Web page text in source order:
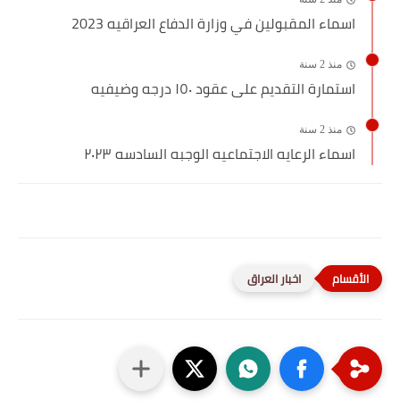
اسماء المقبولين في وزارة الدفاع العراقيه 2023
منذ 2 سنة
استمارة التقديم على عقود ١٥٠ درجه وضيفيه
منذ 2 سنة
اسماء الرعايه الاجتماعيه الوجبه السادسه ٢٠٢٣
اخبار العراق